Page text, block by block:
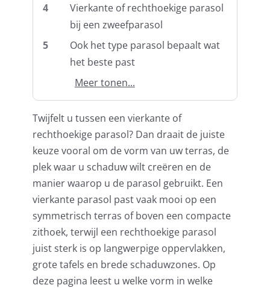
Beschermhoezen
Verlichting
Glatz Vita Collectie
Glatz parasoldoeken
Glatz stofstalen collectie Sampleboeken
Umbrosa en Paraflex parasoldoeken
Onze merken
4
Vierkante of rechthoekige parasol
bij een zweefparasol
5
Ook het type parasol bepaalt wat
het beste past
Meer tonen...
Twijfelt u tussen een vierkante of
rechthoekige parasol? Dan draait de juiste
keuze vooral om de vorm van uw terras, de
plek waar u schaduw wilt creëren en de
manier waarop u de parasol gebruikt. Een
vierkante parasol past vaak mooi op een
symmetrisch terras of boven een compacte
zithoek, terwijl een rechthoekige parasol
juist sterk is op langwerpige oppervlakken,
grote tafels en brede schaduwzones. Op
deze pagina leest u welke vorm in welke